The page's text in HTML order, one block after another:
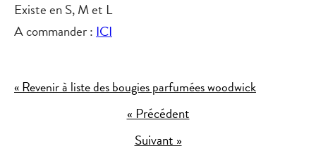
Existe en S, M et L
A commander :ICI
« Revenir à liste des bougies parfumées woodwick
« Précédent
Suivant »